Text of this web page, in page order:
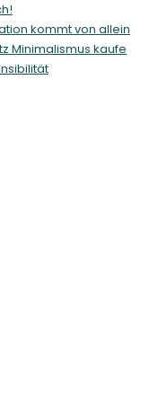
kommt von allein
Minimalismus kaufe